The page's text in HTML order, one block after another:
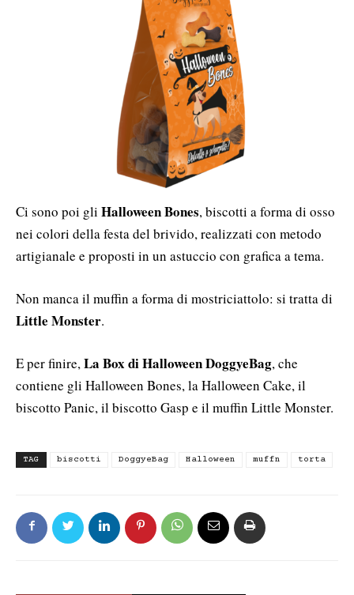
Ci sono poi gli Halloween Bones, biscotti a forma di osso
nei colori della festa del brivido, realizzati con metodo
artigianale e proposti in un astuccio con grafica a tema.
Non manca il muffin a forma di mostriciattolo: si tratta di
Little Monster.
E per finire,La Box di Halloween DoggyeBag, che
contiene gli Halloween Bones, la Halloween Cake, il
biscotto Panic, il biscotto Gasp e il muffin Little Monster.
TAG biscotti DoggyeBag Halloween muffn torta